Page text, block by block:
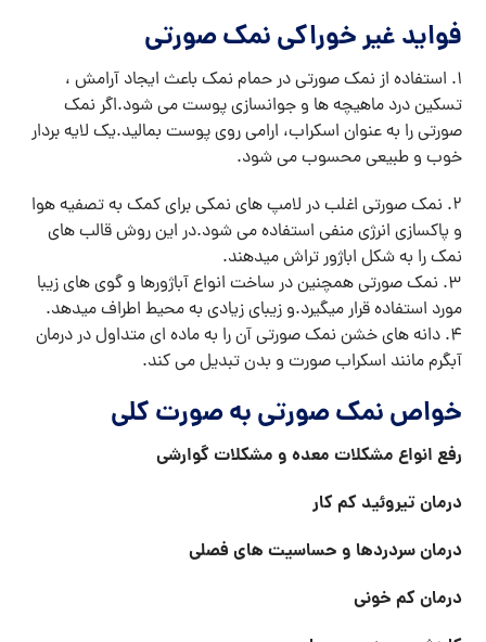
فواید غیر خوراکی نمک صورتی
1. استفاده از نمک صورتی در حمام نمک باعث ایجاد آرامش ،
تسکین درد ماهیچه ها و جوانسازی پوست می شود.اگر نمک
صورتی را به عنوان اسکراب، ارامی روی پوست بمالید.یک لایه بردار
خوب و طبیعی محسوب می شود.
2. نمک صورتی اغلب در لامپ های نمکی برای کمک به تصفیه هوا
و پاکسازی انرژی منفی استفاده می شود.در این روش قالب های
نمک را به شکل اباژور تراش میدهند.
3. نمک صورتی همچنین در ساخت انواع آباژورها و گوی های زیبا
مورد استفاده قرار میگیرد.و زیبای زیادی به محیط اطراف میدهد.
4. دانه های خشن نمک صورتی آن را به ماده ای متداول در درمان
آبگرم مانند اسکراب صورت و بدن تبدیل می کند.
خواص نمک صورتی به صورت کلی
رفع انواع مشکلات معده و مشکلات گوارشی
درمان تیروئید کم کار
درمان سردردها و حساسیت های فصلی
درمان کم خونی